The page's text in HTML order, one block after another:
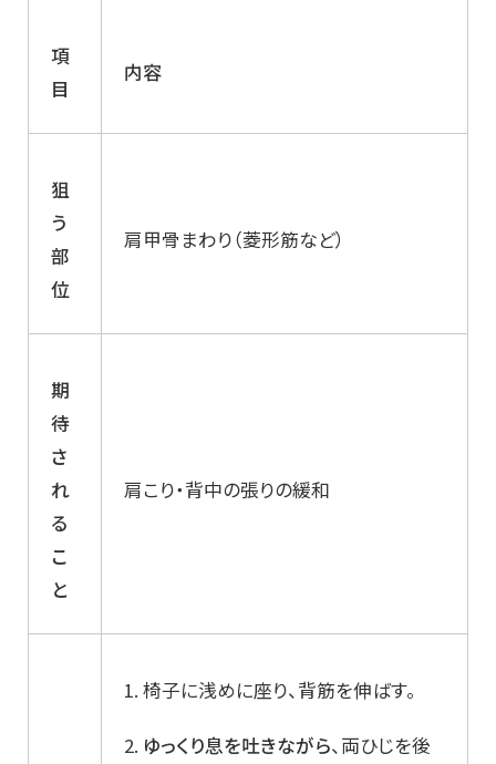
項
目
内容
狙
う
部
位
肩甲骨まわり（菱形筋など）
期
待
さ
れ
る
こ
と
肩こり・背中の張りの緩和
1. 椅子に浅めに座り、背筋を伸ばす。
2. ゆっくり息を吐きながら、両ひじを後